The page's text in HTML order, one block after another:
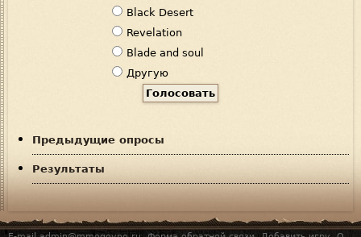
а
н
т
ы
Black Desert
Revelation
Blade and soul
Другую
Предыдущие опросы
Результаты